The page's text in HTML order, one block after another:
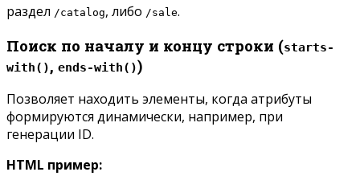
раздел /catalog, либо /sale.
Поиск по началу и концу строки (starts-
with(), ends-with())
Позволяет находить элементы, когда атрибуты
формируются динамически, например, при
генерации ID.
HTML пример: